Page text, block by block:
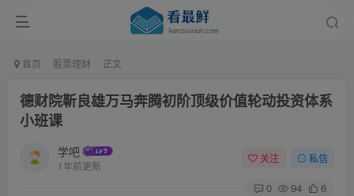
首页 股票理财 正文
德财院靳良雄万马奔腾初阶顶级价值轮动投资体系
小班课
学吧
1年前更新
关注 私信
0 94 6